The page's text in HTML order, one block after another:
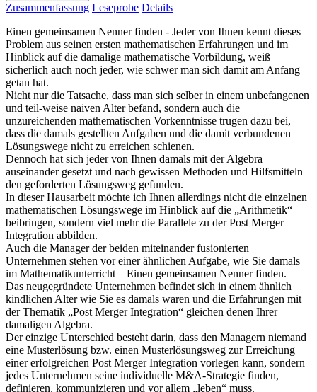
Zusammenfassung Leseprobe Details
Einen gemeinsamen Nenner finden - Jeder von Ihnen kennt dieses
Problem aus seinen ersten mathematischen Erfahrungen und im
Hinblick auf die damalige mathematische Vorbildung, weiß
sicherlich auch noch jeder, wie schwer man sich damit am Anfang
getan hat.
Nicht nur die Tatsache, dass man sich selber in einem unbefangenen
und teil-weise naiven Alter befand, sondern auch die
unzureichenden mathematischen Vorkenntnisse trugen dazu bei,
dass die damals gestellten Aufgaben und die damit verbundenen
Lösungswege nicht zu erreichen schienen.
Dennoch hat sich jeder von Ihnen damals mit der Algebra
auseinander gesetzt und nach gewissen Methoden und Hilfsmitteln
den geforderten Lösungsweg gefunden.
In dieser Hausarbeit möchte ich Ihnen allerdings nicht die einzelnen
mathematischen Lösungswege im Hinblick auf die „Arithmetik“
beibringen, sondern viel mehr die Parallele zu der Post Merger
Integration abbilden.
Auch die Manager der beiden miteinander fusionierten
Unternehmen stehen vor einer ähnlichen Aufgabe, wie Sie damals
im Mathematikunterricht – Einen gemeinsamen Nenner finden.
Das neugegründete Unternehmen befindet sich in einem ähnlich
kindlichen Alter wie Sie es damals waren und die Erfahrungen mit
der Thematik „Post Merger Integration“ gleichen denen Ihrer
damaligen Algebra.
Der einzige Unterschied besteht darin, dass den Managern niemand
eine Musterlösung bzw. einen Musterlösungsweg zur Erreichung
einer erfolgreichen Post Merger Integration vorlegen kann, sondern
jedes Unternehmen seine individuelle M&A-Strategie finden,
definieren, kommunizieren und vor allem „leben“ muss.